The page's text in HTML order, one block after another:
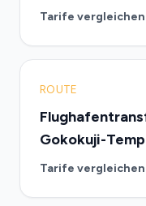
Tarife vergleichen
ROUTE
Gokokuji-
Tarife vergleichen